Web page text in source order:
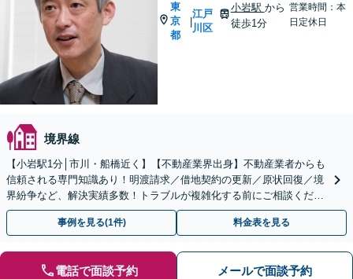
東
京
都
|
江戸
川区
小岩駅 から
徒歩1分
営業時間：本
日定休日
境界線
【小岩駅1分│市川・船橋近く】【不動産業界出身】不動産業者からも
信頼される専門知識あり！明渡請求／借地契約の更新／原状回復／境
界紛争など、解決実績多数！トラブルが複雑化する前にご相談くださ
い【メディア出演】【早朝・夜間・休日対応可】
事例を見る(1件) 料金表を見る
電話で面談予約 メールで面談予約